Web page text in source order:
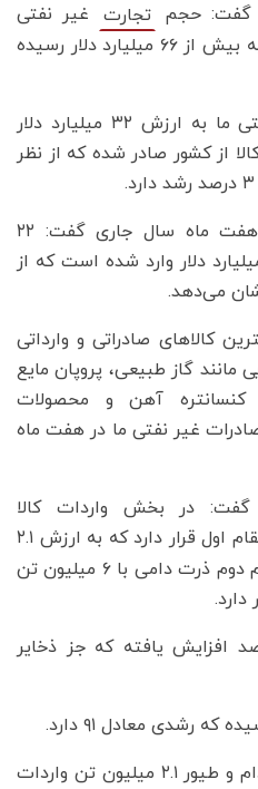
گفت: حجم
تجارت
غیر نفتی
ایران در هفت ماه سال جاری به بیش از ۶۶ میلیارد دلار رسیده
به گفته وی، صادرات غیر نفتی ما به ارزش ۳۲ میلیارد دلار
تن کالا از کشور صادر شده که از نظر
وی در مورد واردات کالا در هفت ماه سال جاری گفت: ۲۲
تن کالا به ارزش ۳۴ میلیارد دلار وارد شده است که از
کالاهای صادراتی و وارداتی
گاز طبیعی، پروپان مایع
آهن و محصولات
غیر نفتی ما در هفت ماه
در بخش واردات کالا
با وزن ۲۰ تن در مقام اول قرار دارد که به ارزش ۲.۱
میلیارد دلار بوده است، در مقام دوم ذرت دامی با ۶ میلیون تن
روغن خوراکی ۱۵۴ درصد افزایش یافته که جز ذخایر
وی گفت: در واردات جو برای دام و طیور ۲.۱ میلیون تن واردات